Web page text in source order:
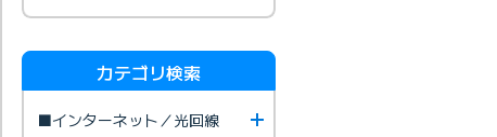
カテゴリ検索
■インターネット／光回線